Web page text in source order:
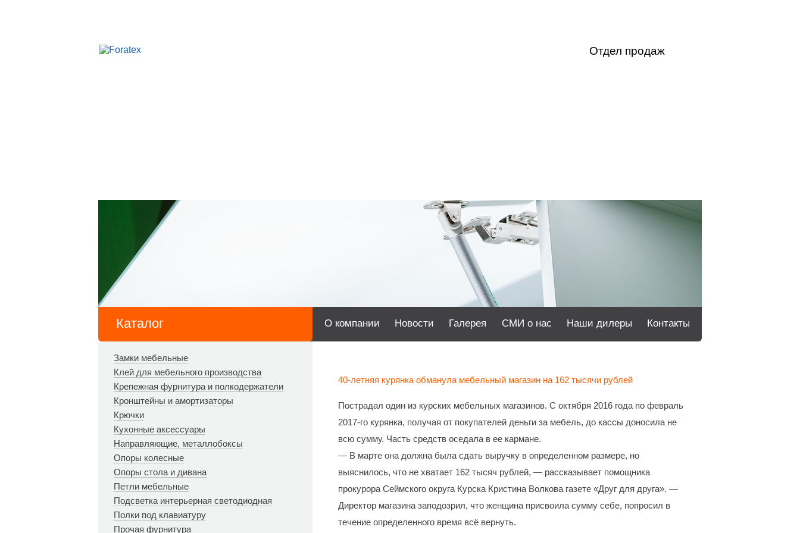
Отдел продаж
Каталог О компании Новости Галерея СМИ о нас Наши дилеры Контакты
Замки мебельные
Клей для мебельного производства
Крепежная фурнитура и полкодержатели
Кронштейны и амортизаторы
Крючки
Кухонные аксессуары
Направляющие, металлобоксы
Опоры колесные
Опоры стола и дивана
Петли мебельные
Подсветка интерьерная светодиодная
Полки под клавиатуру
Прочая фурнитура
40-летняя курянка обманула мебельный магазин на 162 тысячи рублей
Пострадал один из курских мебельных магазинов. С октября 2016 года по февраль
2017-го курянка, получая от покупателей деньги за мебель, до кассы доносила не
всю сумму. Часть средств оседала в ее кармане.
— В марте она должна была сдать выручку в определенном размере, но
выяснилось, что не хватает 162 тысяч рублей, — рассказывает помощника
прокурора Сеймского округа Курска Кристина Волкова газете «Друг для друга». —
Директор магазина заподозрил, что женщина присвоила сумму себе, попросил в
течение определенного время всё вернуть.